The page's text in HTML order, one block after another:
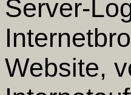
Server-
Website,